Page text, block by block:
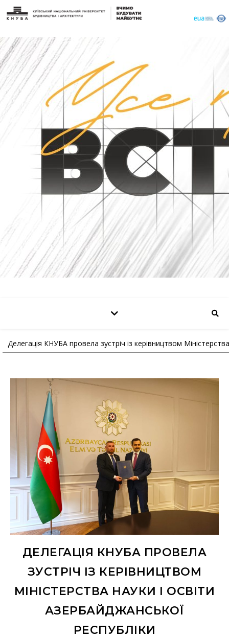
Делегація КНУБА провела зустріч із керівництвом
ДЕЛЕГАЦІЯ КНУБА ПРОВЕЛА
ЗУСТРІЧ ІЗ КЕРІВНИЦТВОМ
МІНІСТЕРСТВА НАУКИ І ОСВІТИ
АЗЕРБАЙДЖАНСЬКОЇ
РЕСПУБЛІКИ